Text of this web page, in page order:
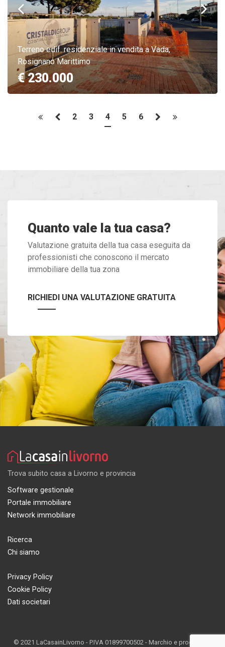
Terreno edif. residenziale in vendita a Vada,
Rosignano Marittimo
€ 230.000
2 3 4 5 6
Quanto vale la tua casa?
Valutazione gratuita della tua casa eseguita da
professionisti che conoscono il mercato
immobiliare della tua zona
RICHIEDI UNA VALUTAZIONE GRATUITA
Trova subito casa a Livorno e provincia
Software gestionale
Portale immobiliare
Network immobiliare
Ricerca
Chi siamo
Privacy Policy
Cookie Policy
Dati societari
© 2021 LaCasainLivorno - P.IVA 01899700502 - Marchio e progetto di